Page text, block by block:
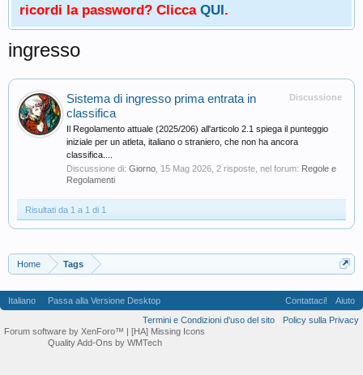
ricordi la password? Clicca QUI.
ingresso
Discussione
Sistema di ingresso prima entrata in
classifica
Il Regolamento attuale (2025/206) all'articolo 2.1 spiega il punteggio
iniziale per un atleta, italiano o straniero, che non ha ancora
classifica....
Discussione di: Giorno 15 Mag 2026 , 2 risposte, nel forum: Regole e
Regolamenti
Risultati da 1 a 1 di 1
Home Tags
Italiano Passa alla Versione Desktop Contattaci!
Aiuto
Termini e Condizioni d'uso del sito
Policy sulla Privacy
Forum software by XenForo™ | [HA] Missing Icons
Quality Add-Ons by WMTech